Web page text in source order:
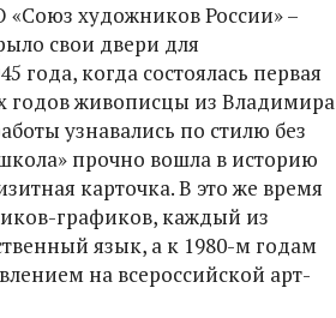
художников России» –
свои двери для
года, когда состоялась первая
годов живописцы из Владимира
узнавались по стилю без
прочно вошла в историю
карточка. В это же время
графиков, каждый из
язык, а к 1980-м годам
на всероссийской арт-